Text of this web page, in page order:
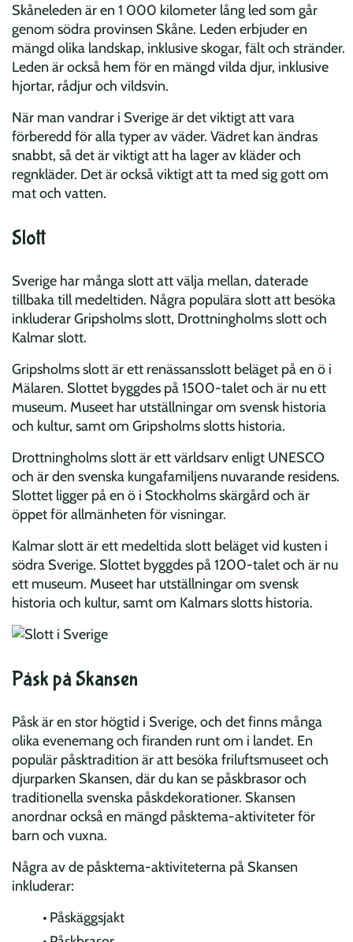
Skåneleden är en 1 000 kilometer lång led som går
genom södra provinsen Skåne. Leden erbjuder en
mängd olika landskap, inklusive skogar, fält och stränder.
Leden är också hem för en mängd vilda djur, inklusive
hjortar, rådjur och vildsvin.
När man vandrar i Sverige är det viktigt att vara
förberedd för alla typer av väder. Vädret kan ändras
snabbt, så det är viktigt att ha lager av kläder och
regnkläder. Det är också viktigt att ta med sig gott om
mat och vatten.
Slott
Sverige har många slott att välja mellan, daterade
tillbaka till medeltiden. Några populära slott att besöka
inkluderar Gripsholms slott, Drottningholms slott och
Kalmar slott.
Gripsholms slott är ett renässansslott beläget på en ö i
Mälaren. Slottet byggdes på 1500-talet och är nu ett
museum. Museet har utställningar om svensk historia
och kultur, samt om Gripsholms slotts historia.
Drottningholms slott är ett världsarv enligt UNESCO
och är den svenska kungafamiljens nuvarande residens.
Slottet ligger på en ö i Stockholms skärgård och är
öppet för allmänheten för visningar.
Kalmar slott är ett medeltida slott beläget vid kusten i
södra Sverige. Slottet byggdes på 1200-talet och är nu
ett museum. Museet har utställningar om svensk
historia och kultur, samt om Kalmars slotts historia.
Påsk på Skansen
Påsk är en stor högtid i Sverige, och det finns många
olika evenemang och firanden runt om i landet. En
populär påsktradition är att besöka friluftsmuseet och
djurparken Skansen, där du kan se påskbrasor och
traditionella svenska påskdekorationer. Skansen
anordnar också en mängd påsktema-aktiviteter för
barn och vuxna.
Några av de påsktema-aktiviteterna på Skansen
inkluderar:
Påskäggsjakt